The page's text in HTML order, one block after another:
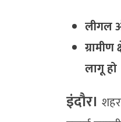
लीगल
लागू हो
इंदौर।